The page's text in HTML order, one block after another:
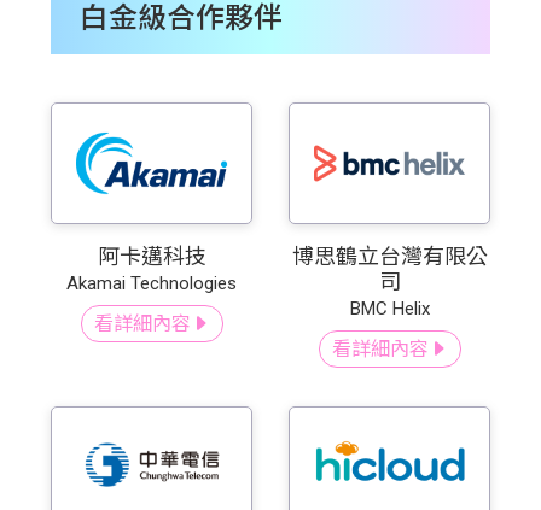
白金級合作夥伴
阿卡邁科技
Akamai Technologies
看詳細內容
博思鶴立台灣有限公
司
BMC Helix
看詳細內容